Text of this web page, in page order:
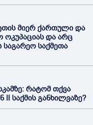
მიერ ქართული და
ოკუპაციას და არც
საგარეო საქმეთა
რატომ თქვა
საქმის განხილვაზე?